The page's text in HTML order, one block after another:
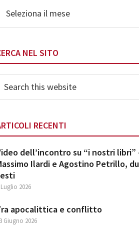
NEL SITO
this
RECENTI
dell’incontro su “i nostri libri”
Ilardi e Agostino Petrillo,
2026
apocalittica e conflitto
Giugno 2026